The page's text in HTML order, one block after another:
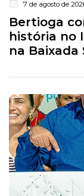
7 de agosto de
Bertioga
história no
na Baixada